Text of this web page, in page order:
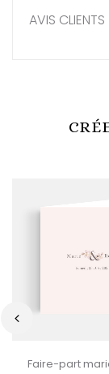
AVIS CLIENTS
Faire-part